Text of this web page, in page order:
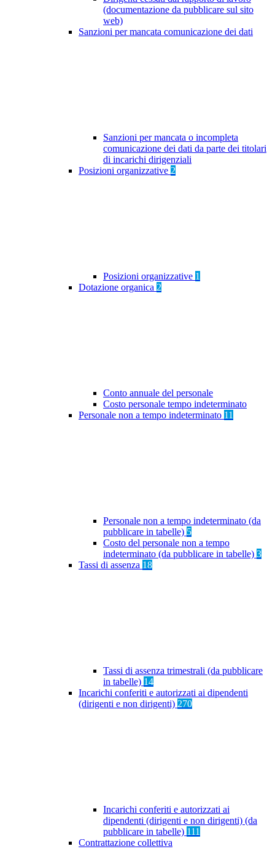
(documentazione da pubblicare sul sito
web)
Sanzioni per mancata comunicazione dei dati
Sanzioni per mancata o incompleta
comunicazione dei dati da parte dei titolari
di incarichi dirigenziali
Posizioni organizzative 2
Posizioni organizzative 1
Dotazione organica 2
Conto annuale del personale
Costo personale tempo indeterminato
Personale non a tempo indeterminato 11
Personale non a tempo indeterminato (da
pubblicare in tabelle) 5
Costo del personale non a tempo
indeterminato (da pubblicare in tabelle) 3
Tassi di assenza 18
Tassi di assenza trimestrali (da pubblicare
in tabelle) 14
Incarichi conferiti e autorizzati ai dipendenti
(dirigenti e non dirigenti) 270
Incarichi conferiti e autorizzati ai
dipendenti (dirigenti e non dirigenti) (da
pubblicare in tabelle) 111
Contrattazione collettiva